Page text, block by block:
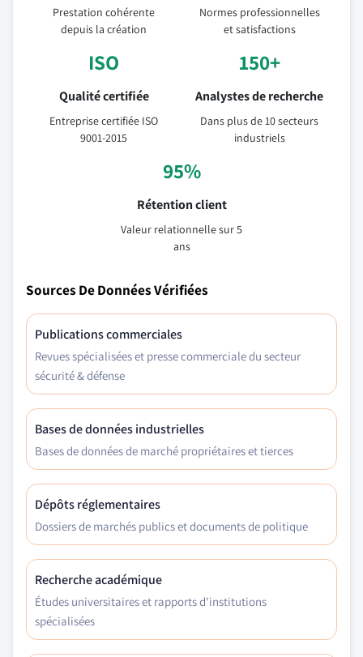
Prestation cohérente
depuis la création
Normes professionnelles
et satisfactions
ISO
Qualité certifiée
Entreprise certifiée ISO
9001-2015
150+
Analystes de recherche
Dans plus de 10 secteurs
industriels
95%
Rétention client
Valeur relationnelle sur 5
ans
Sources De Données Vérifiées
Publications commerciales
Revues spécialisées et presse commerciale du secteur
sécurité & défense
Bases de données industrielles
Bases de données de marché propriétaires et tierces
Dépôts réglementaires
Dossiers de marchés publics et documents de politique
Recherche académique
Études universitaires et rapports d'institutions
spécialisées